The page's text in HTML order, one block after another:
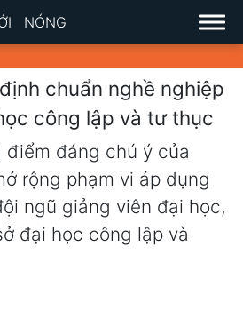
NÓNG
chuẩn nghề nghiệp
công lập và tư thục
điểm đáng chú ý của
rộng phạm vi áp dụng
ngũ giảng viên đại học,
đại học công lập và